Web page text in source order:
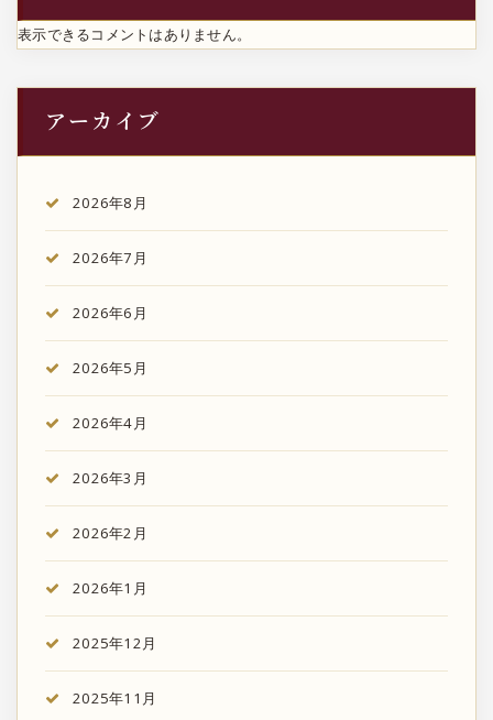
表示できるコメントはありません。
アーカイブ
2026年8月
2026年7月
2026年6月
2026年5月
2026年4月
2026年3月
2026年2月
2026年1月
2025年12月
2025年11月